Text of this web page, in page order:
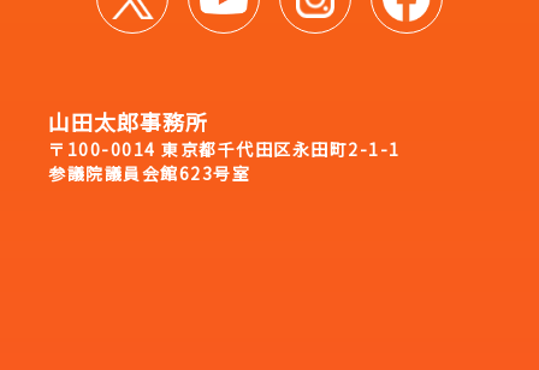
山田太郎事務所
〒100-0014 東京都千代田区永田町2-1-1
参議院議員会館623号室